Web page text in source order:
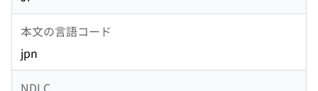
本文の言語コード
jpn
NDLC